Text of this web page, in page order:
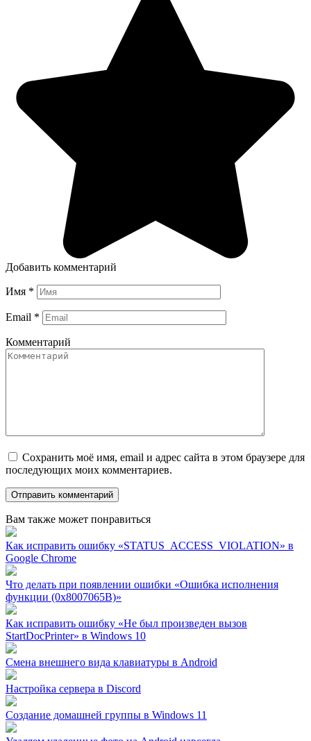
Добавить комментарий
Имя *
Email *
Комментарий
Сохранить моё имя, email и адрес сайта в этом браузере для
последующих моих комментариев.
Вам также может понравиться
Как исправить ошибку «STATUS_ACCESS_VIOLATION» в
Google Chrome
Что делать при появлении ошибки «Ошибка исполнения
функции (0x8007065B)»
Как исправить ошибку «Не был произведен вызов
StartDocPrinter» в Windows 10
Смена внешнего вида клавиатуры в Android
Настройка сервера в Discord
Создание домашней группы в Windows 11